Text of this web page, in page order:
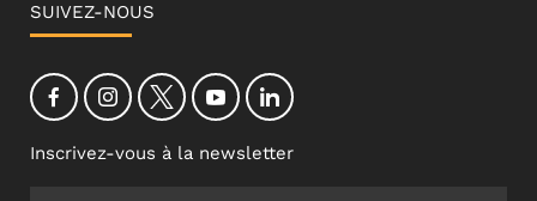
SUIVEZ-NOUS
Inscrivez-vous à la newsletter